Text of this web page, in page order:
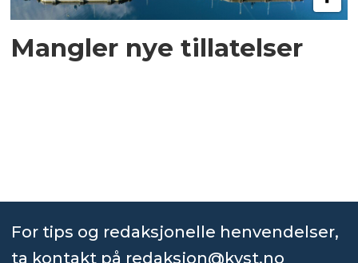
Mangler nye tillatelser
For tips og redaksjonelle henvendelser,
ta kontakt på redaksjon@kyst.no